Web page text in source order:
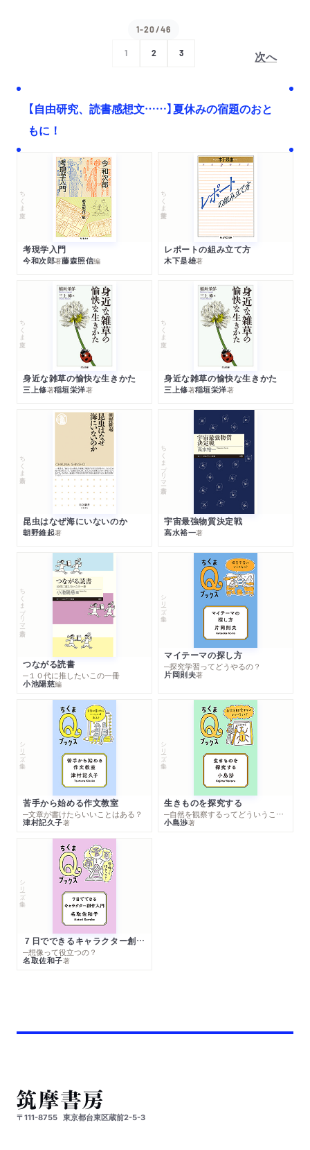
1-20/46
1 2 3 次へ
【自由研究、読書感想文……】夏休みの宿題のおと
もに！
ちくま文庫
考現学入門
今和次郎著藤森照信編
ちくま学芸文庫
レポートの組み立て方
木下是雄著
ちくま文庫
身近な雑草の愉快な生きかた
三上修著稲垣栄洋著
ちくま文庫
身近な雑草の愉快な生きかた
三上修著稲垣栄洋著
ちくま新書
昆虫はなぜ海にいないのか
朝野維起著
ちくまプリマー新書
宇宙最強物質決定戦
高水裕一著
ちくまプリマー新書
つながる読書
─１０代に推したいこの一冊
小池陽慈編
シリーズ・全集
マイテーマの探し方
─探究学習ってどうやるの？
片岡則夫著
シリーズ・全集
苦手から始める作文教室
─文章が書けたらいいことはある？
津村記久子著
シリーズ・全集
生きものを探究する
─自然を観察するってどういうこと？
小島渉著
シリーズ・全集
７日でできるキャラクター創作入門
─想像って役立つの？
名取佐和子著
〒111-8755 東京都台東区蔵前2-5-3